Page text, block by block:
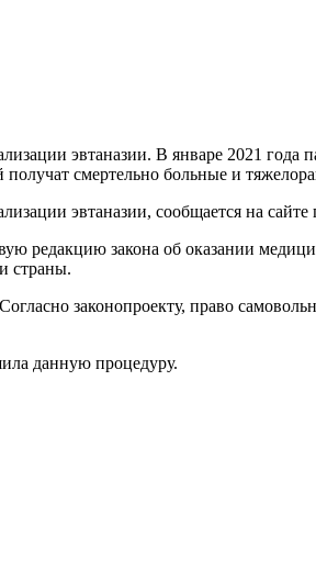
эвтаназии. В январе 2021 года
получат смертельно больные и
эвтаназии, сообщается на сайте
редакцию закона об оказании
страны.
законопроекту, право
данную процедуру.